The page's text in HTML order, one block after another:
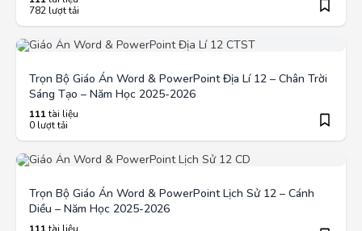
782 lượt tải
Trọn Bộ Giáo Án Word & PowerPoint Địa Lí 12 – Chân Trời
Sáng Tạo – Năm Học 2025-2026
111tài liệu
0 lượt tải
Trọn Bộ Giáo Án Word & PowerPoint Lịch Sử 12 – Cánh
Diều – Năm Học 2025-2026